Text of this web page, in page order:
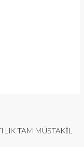
TAM MÜSTAKİL